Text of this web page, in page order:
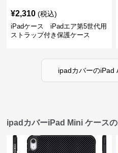
¥2,310 (税込)
iPadケース iPadエア第5世代用
ストラップ付き保護ケース
ipadカバーのiPad
ipadカバーiPad Mini ケース